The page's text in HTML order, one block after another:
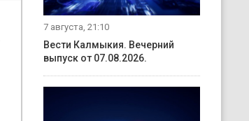
7 августа, 21:10
Вести Калмыкия. Вечерний
выпуск от 07.08.2026.